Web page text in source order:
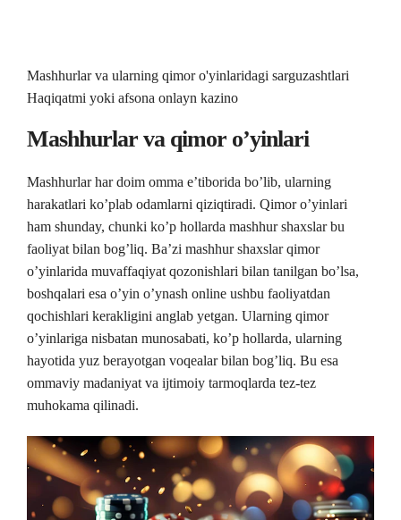
Mashhurlar va ularning qimor o'yinlaridagi sarguzashtlari
Haqiqatmi yoki afsona onlayn kazino
Mashhurlar va qimor o’yinlari
Mashhurlar har doim omma e’tiborida bo’lib, ularning
harakatlari ko’plab odamlarni qiziqtiradi. Qimor o’yinlari
ham shunday, chunki ko’p hollarda mashhur shaxslar bu
faoliyat bilan bog’liq. Ba’zi mashhur shaxslar qimor
o’yinlarida muvaffaqiyat qozonishlari bilan tanilgan bo’lsa,
boshqalari esa o’yin o’ynash online ushbu faoliyatdan
qochishlari kerakligini anglab yetgan. Ularning qimor
o’yinlariga nisbatan munosabati, ko’p hollarda, ularning
hayotida yuz berayotgan voqealar bilan bog’liq. Bu esa
ommaviy madaniyat va ijtimoiy tarmoqlarda tez-tez
muhokama qilinadi.